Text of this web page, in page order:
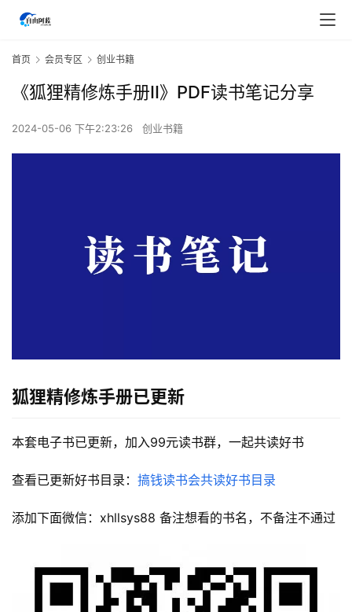
首页 会员专区 创业书籍
《狐狸精修炼手册II》PDF读书笔记分享
2024-05-06 下午2:23:26 创业书籍
狐狸精修炼手册已更新
本套电子书已更新，加入99元读书群，一起共读好书
查看已更新好书目录： 搞钱读书会共读好书目录
添加下面微信：xhllsys88 备注想看的书名，不备注不通过